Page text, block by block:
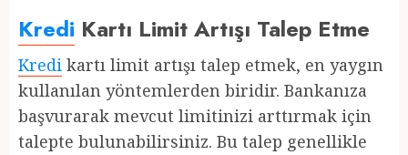
Kredi Kartı Limit Artışı Talep Etme
Kredi kartı limit artışı talep etmek, en yaygın
kullanılan yöntemlerden biridir. Bankanıza
başvurarak mevcut limitinizi arttırmak için
talepte bulunabilirsiniz. Bu talep genellikle